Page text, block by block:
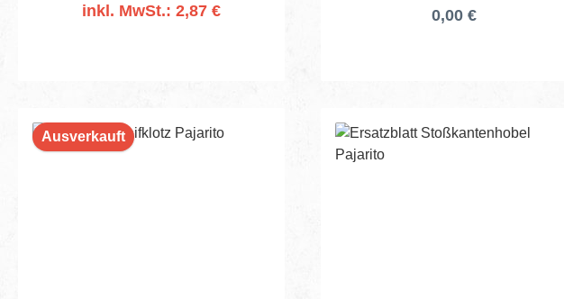
inkl. MwSt.: 2,87 €
Holzstiel mit Gewindeanschluss.
0,00 €
Ausverkauft